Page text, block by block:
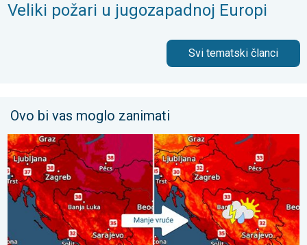
Veliki požari u jugozapadnoj Europi
Svi tematski članci
Ovo bi vas moglo zanimati
Bliži se osvježenje s pljuskovima. Četvrtak vrlo vruć. . .